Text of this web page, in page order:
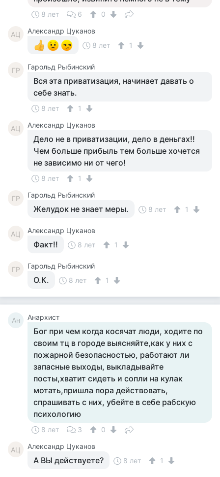
8 лет 6 0
АЦ
Александр Цуканов
8 лет
1
ГР Гарольд Рыбинский
Вся эта приватизация, начинает давать о
себе знать.
8 лет 1
АЦ Александр Цуканов
Дело не в приватизации, дело в деньгах!!
Чем больше прибыль тем больше хочется
не зависимо ни от чего!
8 лет 1
ГР Гарольд Рыбинский
Желудок не знает меры. 8 лет 1
АЦ Александр Цуканов
Факт!! 8 лет 1
ГР Гарольд Рыбинский
О.К. 8 лет 1
Ан Анархист
Бог при чем когда косячат люди, ходите по
своим тц в городе выясняйте,как у них с
пожарной безопасностью, работают ли
запасные выходы, выкладывайте
посты,хватит сидеть и сопли на кулак
мотать,пришла пора действовать,
спрашивать с них, убейте в себе рабскую
психологию
8 лет 3 0
АЦ Александр Цуканов
А ВЫ действуете? 8 лет 1